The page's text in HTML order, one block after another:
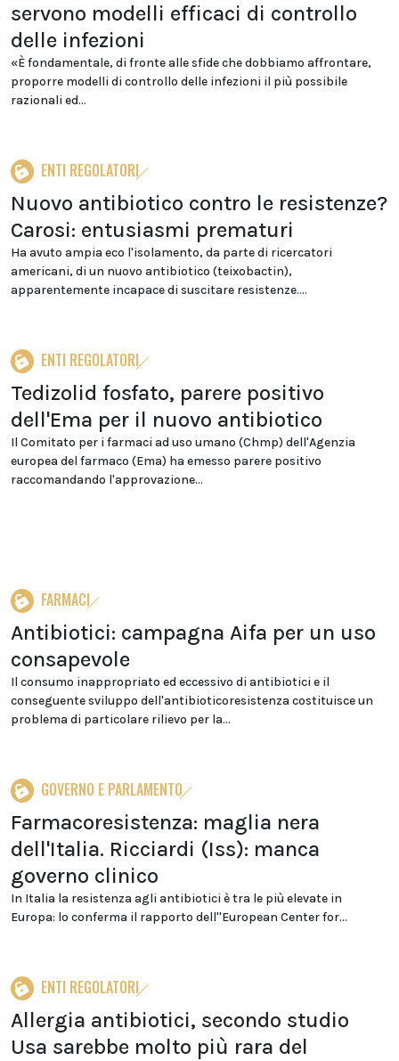
servono modelli efficaci di controllo
delle infezioni
«È fondamentale, di fronte alle sfide che dobbiamo affrontare,
proporre modelli di controllo delle infezioni il più possibile
razionali ed...
ENTI REGOLATORI
Nuovo antibiotico contro le resistenze?
Carosi: entusiasmi prematuri
Ha avuto ampia eco l'isolamento, da parte di ricercatori
americani, di un nuovo antibiotico (teixobactin),
apparentemente incapace di suscitare resistenze....
ENTI REGOLATORI
Tedizolid fosfato, parere positivo
dell'Ema per il nuovo antibiotico
Il Comitato per i farmaci ad uso umano (Chmp) dell'Agenzia
europea del farmaco (Ema) ha emesso parere positivo
raccomandando l'approvazione...
FARMACI
Antibiotici: campagna Aifa per un uso
consapevole
Il consumo inappropriato ed eccessivo di antibiotici e il
conseguente sviluppo dell'antibioticoresistenza costituisce un
problema di particolare rilievo per la...
GOVERNO E PARLAMENTO
Farmacoresistenza: maglia nera
dell'Italia. Ricciardi (Iss): manca
governo clinico
In Italia la resistenza agli antibiotici è tra le più elevate in
Europa: lo conferma il rapporto dell''European Center for...
ENTI REGOLATORI
Allergia antibiotici, secondo studio
Usa sarebbe molto più rara del